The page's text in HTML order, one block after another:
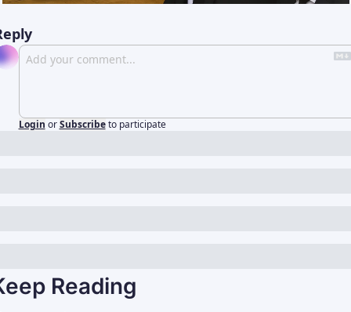
Login or Subscribe to participate
Reading